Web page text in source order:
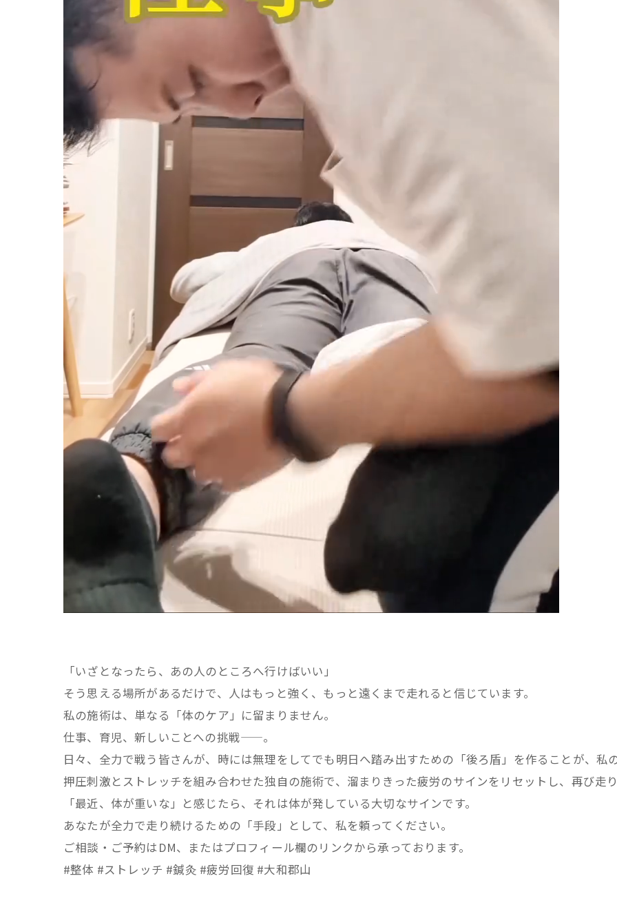
​「いざとなったら、あの人のところへ行けばいい」
​そう思える場所があるだけで、人はもっと強く、もっと遠くまで走れると信じています。
​私の施術は、単なる「体のケア」に留まりません。
仕事、育児、新しいことへの挑戦——。
日々、全力で戦う皆さんが、時には無理をしてでも明日へ踏み出すための「後ろ盾」を作ることが、私の
押圧刺激とストレッチを組み合わせた独自の施術で、溜まりきった疲労のサインをリセットし、再び走
​「最近、体が重いな」と感じたら、それは体が発している大切なサインです。
あなたが全力で走り続けるための「手段」として、私を頼ってください。
​ご相談・ご予約はDM、またはプロフィール欄のリンクから承っております。
​#整体 #ストレッチ #鍼灸 #疲労回復 #大和郡山